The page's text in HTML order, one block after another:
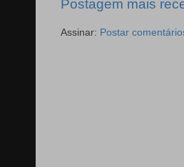
Postagem mais
Assinar: Postar